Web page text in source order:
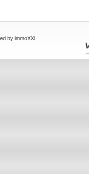
by immoXXL